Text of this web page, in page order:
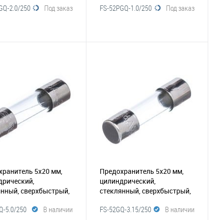
042) Под заказ
2.0/250
Сравнение
A)(116-040) Под заказ
FS-52PGQ-1.0/250
Сравнение
5х20 мм,
сверхбыстрый,
В наличии
5.0/250
Предохранитель 5х20 мм,
цилиндрический,
стеклянный, сверхбыстрый,
В наличии
FS-52GQ-3.15/250